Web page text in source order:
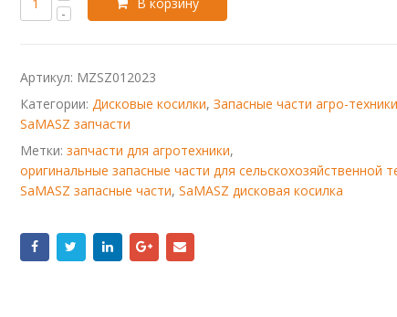
Артикул: MZSZ012023
Категории: Дисковые косилки, Запасные части агро-техники
SaMASZ запчасти
Метки: запчасти для агротехники,
оригинальные запасные части для сельскохозяйственной
SaMASZ запасные части, SaMASZ дисковая косилка